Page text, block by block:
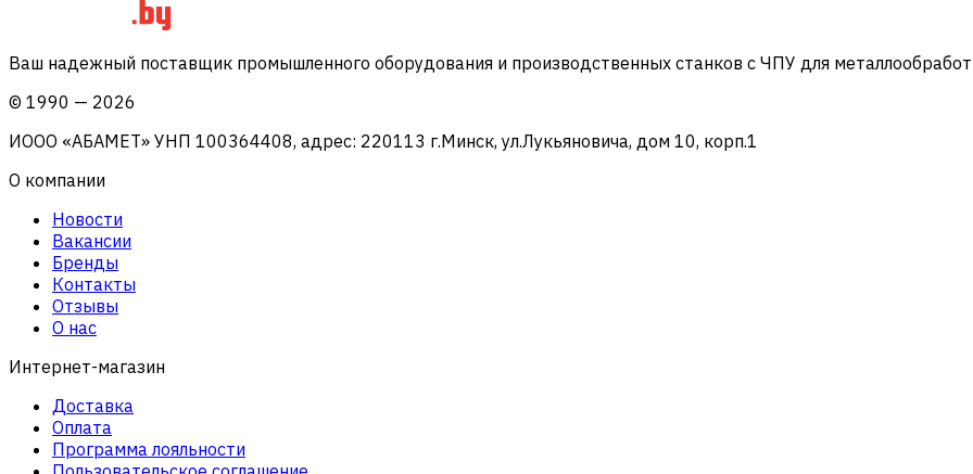
Ваш надежный поставщик промышленного оборудования и производственных станков с ЧПУ для
© 1990 — 2026
ИООО «АБАМЕТ» УНП 100364408, адрес: 220113 г.Минск, ул.Лукьяновича, дом 10, корп.1
О компании
Новости
Вакансии
Бренды
Контакты
Отзывы
О нас
Интернет-магазин
Доставка
Оплата
Программа лояльности